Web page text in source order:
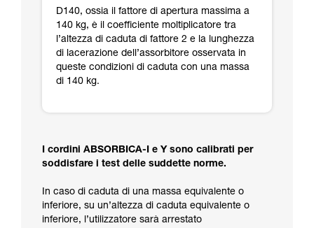
D140, ossia il fattore di apertura massima a
140 kg, è il coefficiente moltiplicatore tra
l’altezza di caduta di fattore 2 e la lunghezza
di lacerazione dell’assorbitore osservata in
queste condizioni di caduta con una massa
di 140 kg.
I cordini ABSORBICA-I e Y sono calibrati per
soddisfare i test delle suddette norme.
In caso di caduta di una massa equivalente o
inferiore, su un’altezza di caduta equivalente o
inferiore, l’utilizzatore sarà arrestato